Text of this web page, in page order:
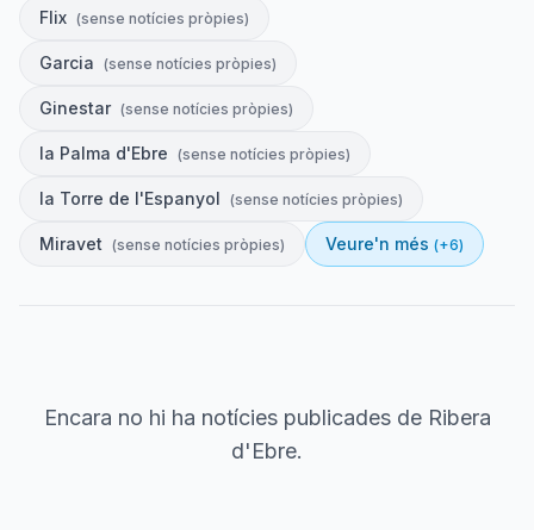
Flix (sense notícies pròpies)
Garcia (sense notícies pròpies)
Ginestar (sense notícies pròpies)
la Palma d'Ebre (sense notícies pròpies)
la Torre de l'Espanyol (sense notícies pròpies)
Miravet (sense notícies pròpies) Veure'n més (+6)
Encara no hi ha notícies publicades de Ribera
d'Ebre.